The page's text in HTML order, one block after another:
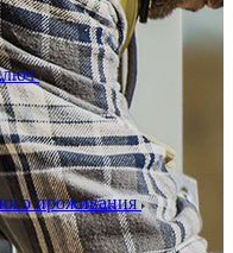
проживания